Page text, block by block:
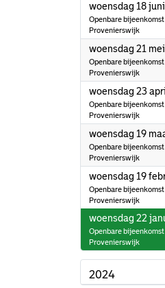
woensdag 18 juni
Openbare
Provenierswijk
woensdag 21 mei
Openbare
Provenierswijk
woensdag 23
Openbare
Provenierswijk
woensdag 19
Openbare
Provenierswijk
woensdag 19
Openbare
Provenierswijk
woensdag 22
Openbare
Provenierswijk
2024